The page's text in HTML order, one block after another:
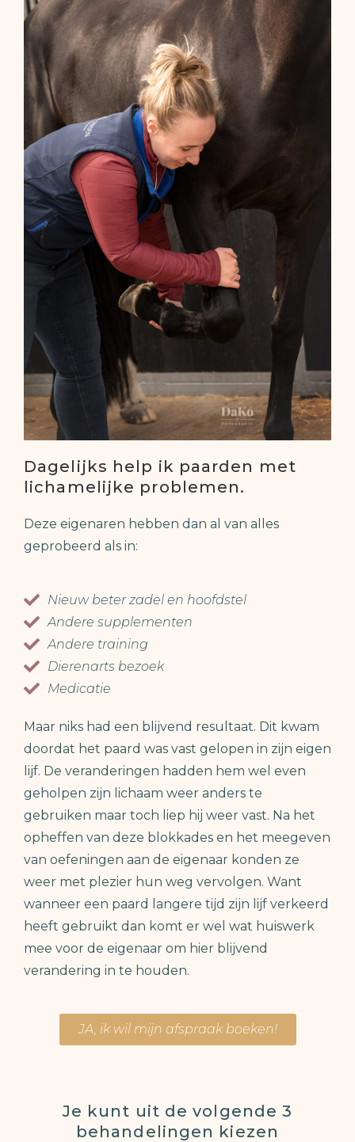
Dagelijks help ik paarden met
lichamelijke problemen.
Deze eigenaren hebben dan al van alles
geprobeerd als in:
Nieuw beter zadel en hoofdstel
Andere supplementen
Andere training
Dierenarts bezoek
Medicatie
Maar niks had een blijvend resultaat. Dit kwam
doordat het paard was vast gelopen in zijn eigen
lijf. De veranderingen hadden hem wel even
geholpen zijn lichaam weer anders te
gebruiken maar toch liep hij weer vast. Na het
opheffen van deze blokkades en het meegeven
van oefeningen aan de eigenaar konden ze
weer met plezier hun weg vervolgen. Want
wanneer een paard langere tijd zijn lijf verkeerd
heeft gebruikt dan komt er wel wat huiswerk
mee voor de eigenaar om hier blijvend
verandering in te houden.
JA, ik wil mijn afspraak boeken!
Je kunt uit de volgende 3
behandelingen kiezen